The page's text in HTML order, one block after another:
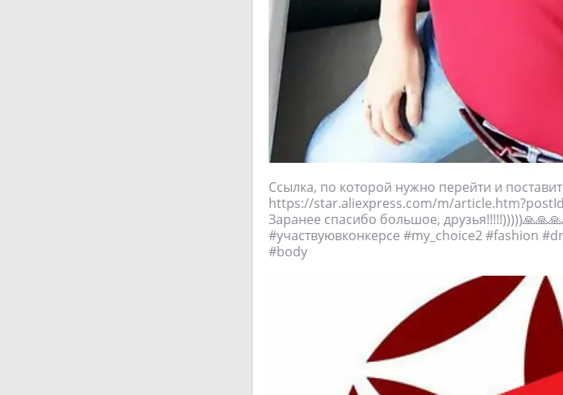
Ссылка, по которой нужно перейти и
https://star.aliexpress.com/m/
Заранее спасибо большое,
#участвуювконкерсе #my_choice2 #fashion
#body